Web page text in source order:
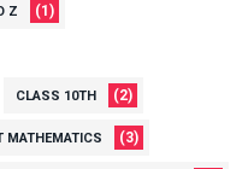
Z (1)
CLASS 10TH (2)
MATHEMATICS (3)